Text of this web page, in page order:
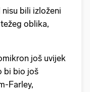
bili izloženi
oblika,
još uvijek
bi bio još
Farley,